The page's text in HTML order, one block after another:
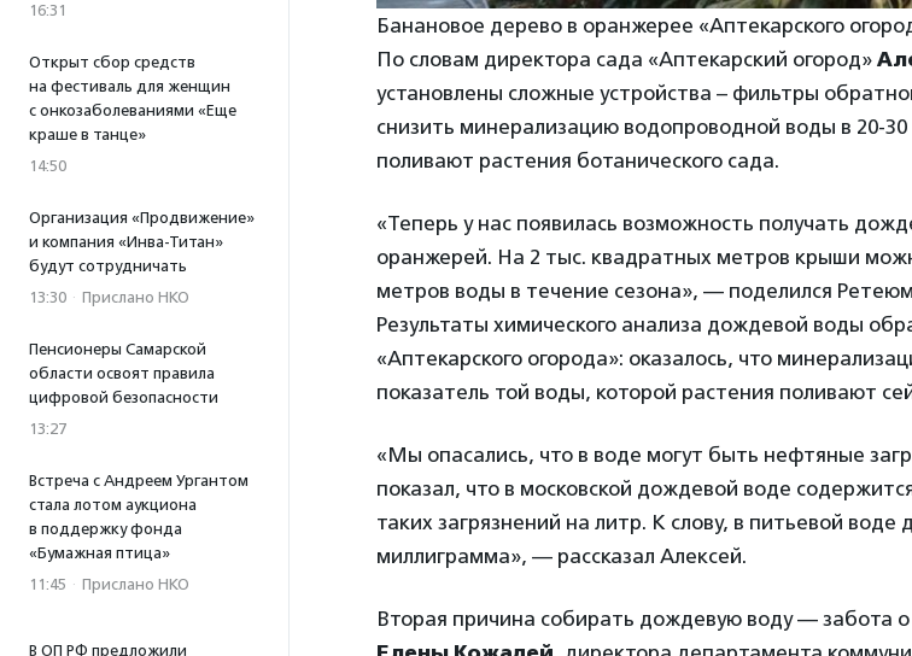
16:31
Открыт сбор средств
на фестиваль для женщин
с онкозаболеваниями «Еще
краше в танце»
14:50
Организация «Продвижение»
и компания «Инва-Титан»
будут сотрудничать
13:30 · Прислано НКО
Пенсионеры Самарской
области освоят правила
цифровой безопасности
13:27
Встреча с Андреем Ургантом
стала лотом аукциона
в поддержку фонда
«Бумажная птица»
11:45 · Прислано НКО
В ОП РФ предложили
Банановое дерево в оранжерее «Аптекарского
По словам директора сада «Аптекарский огород»
установлены сложные устройства – фильтры
снизить минерализацию водопроводной воды в 20-
поливают растения ботанического сада.
«Теперь у нас появилась возможность получать
оранжерей. На 2 тыс. квадратных метров крыши
метров воды в течение сезона», — поделился
Результаты химического анализа дождевой воды
«Аптекарского огорода»: оказалось, что
показатель той воды, которой растения поливают
«Мы опасались, что в воде могут быть нефтяные
показал, что в московской дождевой воде
таких загрязнений на литр. К слову, в питьевой
миллиграмма», — рассказал Алексей.
Вторая причина собирать дождевую воду — забота